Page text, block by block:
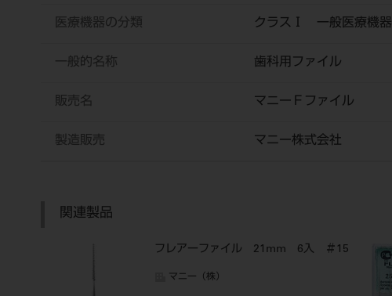
医療機器の分類 クラスⅠ 一般医療機器
一般的名称 歯科用ファイル
販売名 マニーＦファイル
製造販売 マニー株式会社
関連製品
フレアーファイル 21mm 6入 ＃15
マニー（株）